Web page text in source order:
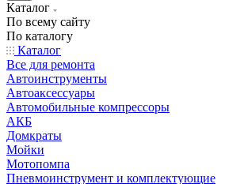
Каталог
По всему сайту
По каталогу
Каталог
Все для ремонта
Автоинструменты
Автоаксессуары
Автомобильные компрессоры
АКБ
Домкраты
Мойки
Мотопомпа
Пневмоинструмент и комплектующие